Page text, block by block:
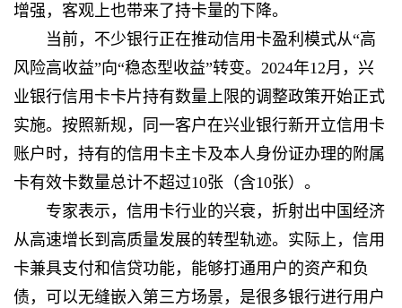
增强，客观上也带来了持卡量的下降。
当前，不少银行正在推动信用卡盈利模式从“高
风险高收益”向“稳态型收益”转变。2024年12月，兴
业银行信用卡卡片持有数量上限的调整政策开始正式
实施。按照新规，同一客户在兴业银行新开立信用卡
账户时，持有的信用卡主卡及本人身份证办理的附属
卡有效卡数量总计不超过10张（含10张）。
专家表示，信用卡行业的兴衰，折射出中国经济
从高速增长到高质量发展的转型轨迹。实际上，信用
卡兼具支付和信贷功能，能够打通用户的资产和负
债，可以无缝嵌入第三方场景，是很多银行进行用户